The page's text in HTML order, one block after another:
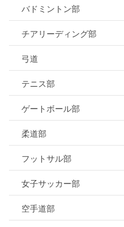
バドミントン部
チアリーディング部
弓道
テニス部
ゲートボール部
柔道部
フットサル部
女子サッカー部
空手道部